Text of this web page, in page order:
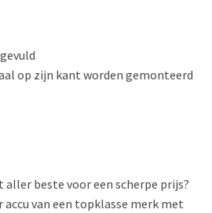
op zijn kant worden gemonteerd
aller beste voor een scherpe prijs?
accu van een topklasse merk met